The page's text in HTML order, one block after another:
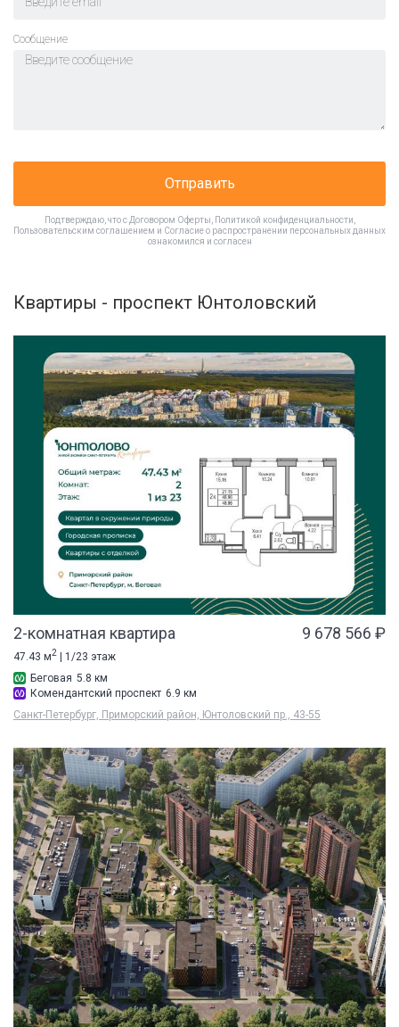
Cообщение
Отправить
Подтверждаю, что с Договором Оферты Политикой конфиденциальности
Пользовательским соглашением и Согласие о распространении персональных данных
ознакомился и согласен
Квартиры - проспект Юнтоловский
2-комнатная квартира 9 678 566 ₽
47.43 м2
| 1/23 этаж
Беговая 5.8 км
Комендантский проспект 6.9 км
Санкт-Петербург, Приморский район, Юнтоловский пр., 43-55